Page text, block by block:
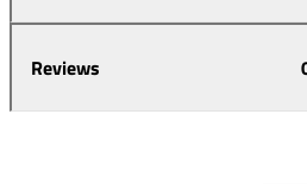
Reviews